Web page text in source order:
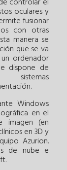
oculares y
fusionar
con otras
manera se
que se va
ordenador
dispone de
sistemas
Windows
en el
imagen (en
en 3D y
Azurion.
de nube e